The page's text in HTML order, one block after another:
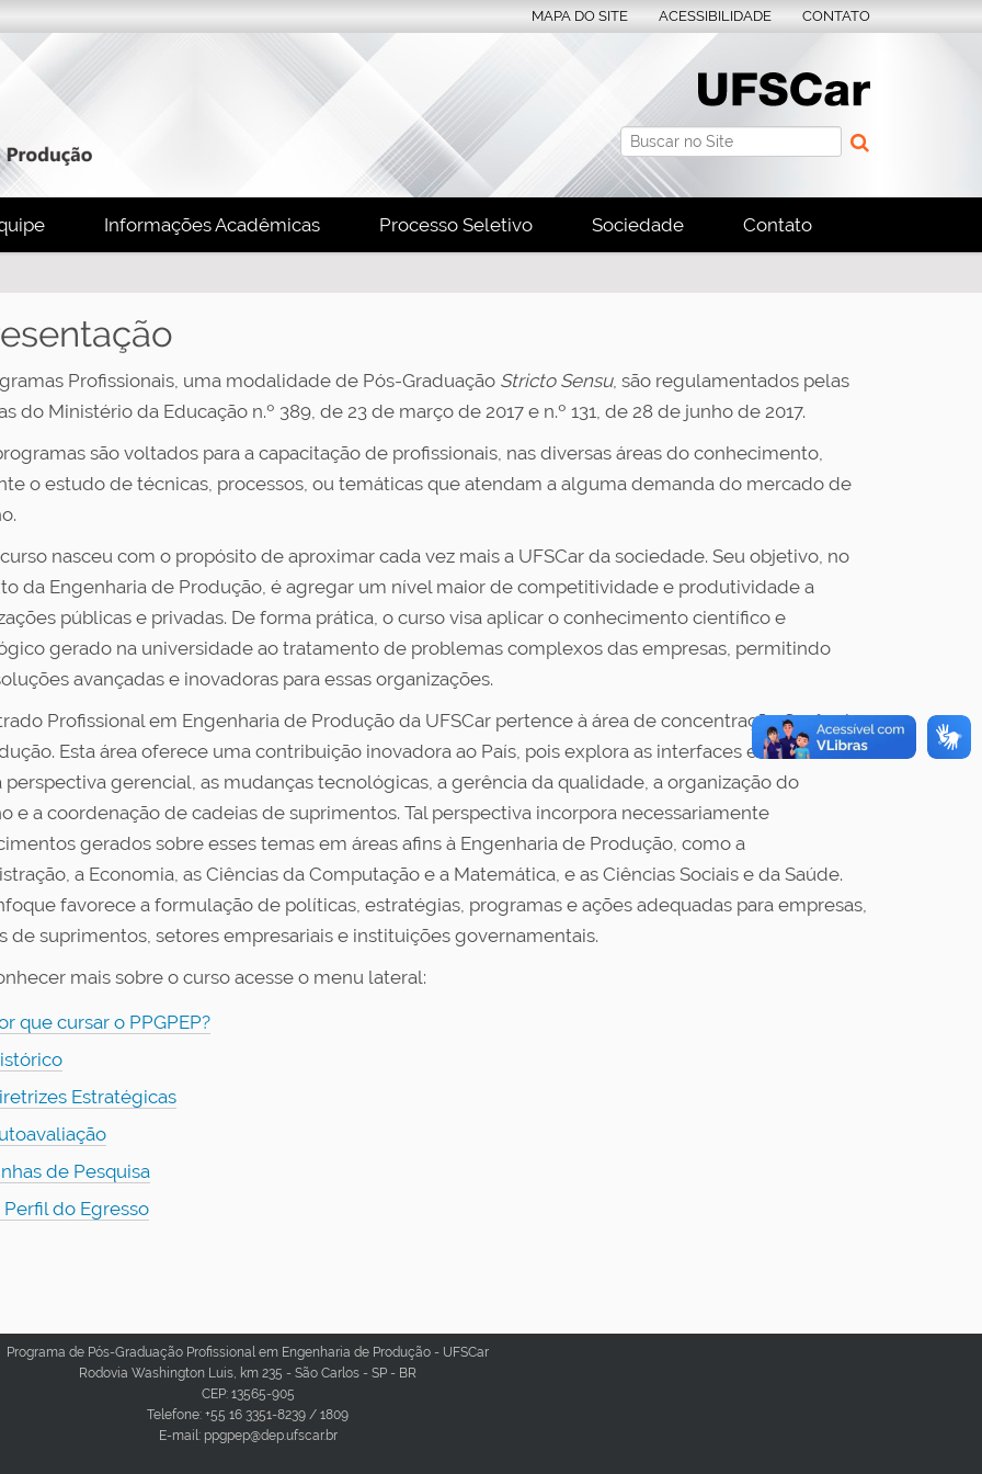
Busca
Busca Avançada…
MAPA DO SITE ACESSIBILIDADE CONTATO
Informações Acadêmicas Processo Seletivo Sociedade Contato
Profissionais, uma modalidade de Pós-Graduação Stricto Sensu, são regulamentados pelas
do Ministério da Educação n.º 389, de 23 de março de 2017 e n.º 131, de 28 de junho de 2017.
são voltados para a capacitação de profissionais, nas diversas áreas do conhecimento,
o estudo de técnicas, processos, ou temáticas que atendam a alguma demanda do mercado de
nasceu com o propósito de aproximar cada vez mais a UFSCar da sociedade. Seu objetivo, no
da Engenharia de Produção, é agregar um nível maior de competitividade e produtividade a
públicas e privadas. De forma prática, o curso visa aplicar o conhecimento científico e
gerado na universidade ao tratamento de problemas complexos das empresas, permitindo
avançadas e inovadoras para essas organizações.
Profissional em Engenharia de Produção da UFSCar pertence à área de concentração Gerência
Esta área oferece uma contribuição inovadora ao País, pois explora as interfaces existentes
perspectiva gerencial, as mudanças tecnológicas, a gerência da qualidade, a organização do
e a coordenação de cadeias de suprimentos. Tal perspectiva incorpora necessariamente
gerados sobre esses temas em áreas afins à Engenharia de Produção, como a
a Economia, as Ciências da Computação e a Matemática, e as Ciências Sociais e da Saúde.
favorece a formulação de políticas, estratégias, programas e ações adequadas para empresas,
de suprimentos, setores empresariais e instituições governamentais.
mais sobre o curso acesse o menu lateral:
que cursar o PPGPEP?
Estratégicas
de Pesquisa
Perfil do Egresso
Programa de Pós-Graduação Profissional em Engenharia de Produção - UFSCar
Rodovia Washington Luis, km 235 - São Carlos - SP - BR
CEP: 13565-905
Telefone: +55 16 3351-8239 / 1809
E-mail: ppgpep@dep.ufscar.br